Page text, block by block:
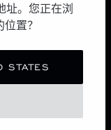
址。您正在浏
置？
STATES
萧邦制表工坊
生。